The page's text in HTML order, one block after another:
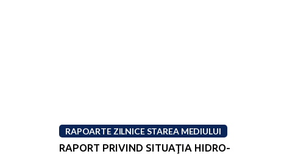
RAPOARTE ZILNICE STAREA MEDIULUI
RAPORT PRIVIND SITUAŢIA HIDRO-